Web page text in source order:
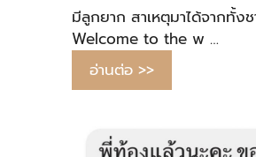
มีลูกยาก สาเหตุมาได้จากทั้ง
Welcome to the w …
อ่านต่อ >>